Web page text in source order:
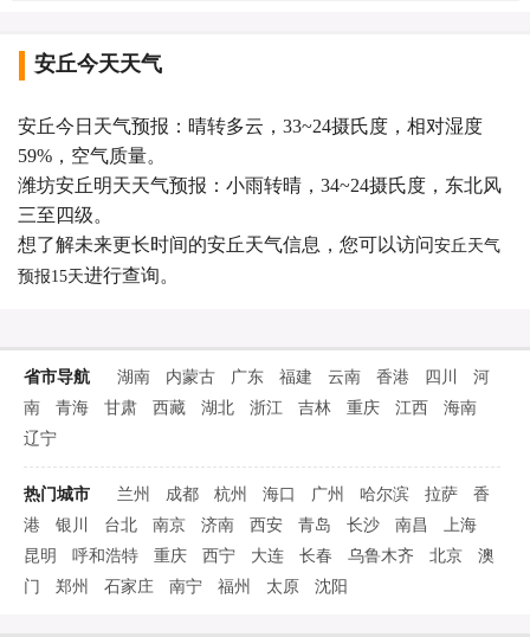
安丘今天天气
安丘今日天气预报：晴转多云，33~24摄氏度，相对湿度
59%，空气质量。
潍坊安丘明天天气预报：小雨转晴，34~24摄氏度，东北风
三至四级。
想了解未来更长时间的安丘天气信息，您可以访问安丘天气
预报15天进行查询。
省市导航 湖南 内蒙古 广东 福建 云南 香港 四川
河
南
青海 甘肃 西藏 湖北 浙江 吉林 重庆 江西
海南
辽宁
热门城市 兰州 成都 杭州 海口 广州 哈尔滨 拉萨
香
港
银川 台北 南京 济南 西安 青岛 长沙 南昌
上海
昆明
呼和浩特 重庆 西宁 大连 长春 乌鲁木齐 北京
澳
门
郑州 石家庄 南宁 福州 太原 沈阳